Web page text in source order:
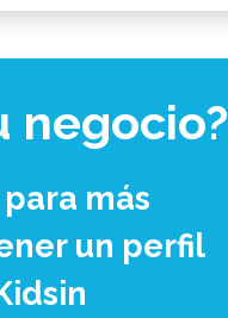
negocio?
más
un perfil